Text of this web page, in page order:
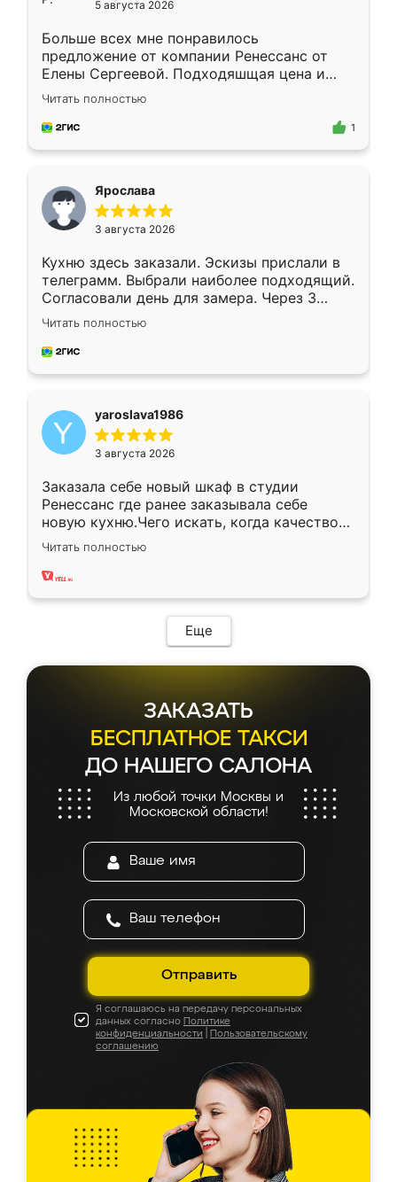
5 августа 2026
Больше всех мне понравилось
предложение от компании Ренессанс от
Елены Сергеевой. Подходяшщая цена и
короткие сроки изготовления. Приехавший
для замера сотрудник Владислав
предложил по моему эскизу самый
Читать полностью
1
Ярослава
3 августа 2026
Кухню здесь заказали. Эскизы прислали в
телеграмм. Выбрали наиболее подходящий.
Согласовали день для замера. Через 3
недели кухня была уже готова. Остались
довольны работой. Спасибо Ренессанс
мебель за качественную работу!
Читать полностью
yaroslava1986
3 августа 2026
Заказала себе новый шкаф в студии
Ренессанс где ранее заказывала себе
новую кухню.Чего искать, когда качеством
вполне довольна. Служит кухня уже почти
два года, нареканий нет.
Читать полностью
Еще
ЗАКАЗАТЬ
БЕСПЛАТНОЕ ТАКСИ
ДО НАШЕГО САЛОНА
Из любой точки Москвы и
Московской области!
Отправить
Я соглашаюсь на передачу персональных
данных согласно Политике
конфиденциальности
Пользовательскому
соглашению